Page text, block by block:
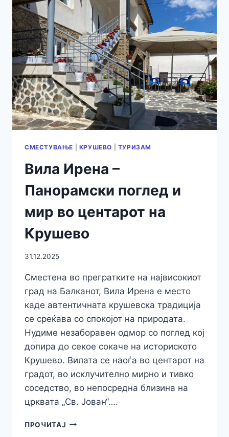
УЖИВАЊЕ
СПОКОЈ
ВО
СРЦЕТО
НА
ПРИРОДАТА
СМЕСТУВАЊЕ КРУШЕВО ТУРИЗАМ
Вила Ирена –
Панорамски поглед и
мир во центарот на
Крушево
31.12.2025
Сместена во прегратките на највисокиот
град на Балканот, Вила Ирена е место
каде автентичната крушевска традиција
се среќава со спокојот на природата.
Нудиме незаборавен одмор со поглед кој
допира до секое сокаче на историското
Крушево. Вилата се наоѓа во центарот на
градот, во исклучително мирно и тивко
соседство, во непосредна близина на
црквата „Св. Јован“….
ПРОЧИТАЈ ВИЛА